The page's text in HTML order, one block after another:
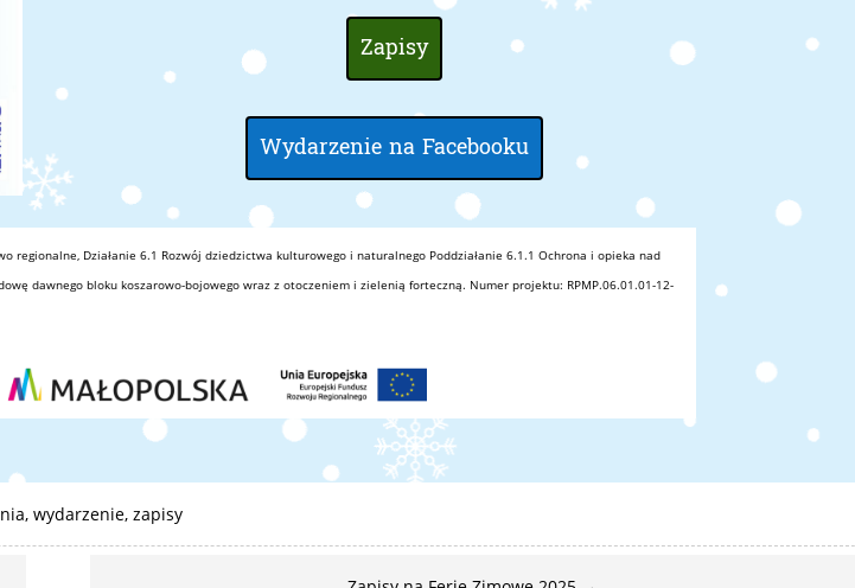
Zapisy
Wydarzenie na Facebooku
regionalne, Działanie 6.1 Rozwój dziedzictwa kulturowego i naturalnego Poddziałanie 6.1.1 Ochrona i opieka nad
dawnego bloku koszarowo-bojowego wraz z otoczeniem i zielenią forteczną. Numer projektu: RPMP.06.01.01-12-
, wydarzenie, zapisy